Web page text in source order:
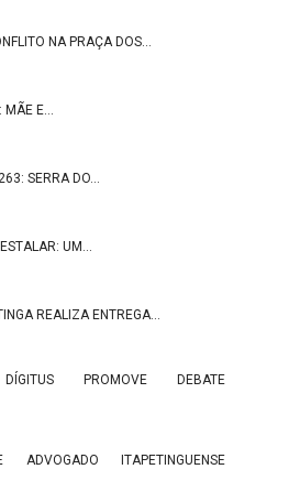
NA PRAÇA DOS…
MÃE E…
SERRA DO…
UM…
REALIZA ENTREGA…
PROMOVE DEBATE
ADVOGADO ITAPETINGUENSE